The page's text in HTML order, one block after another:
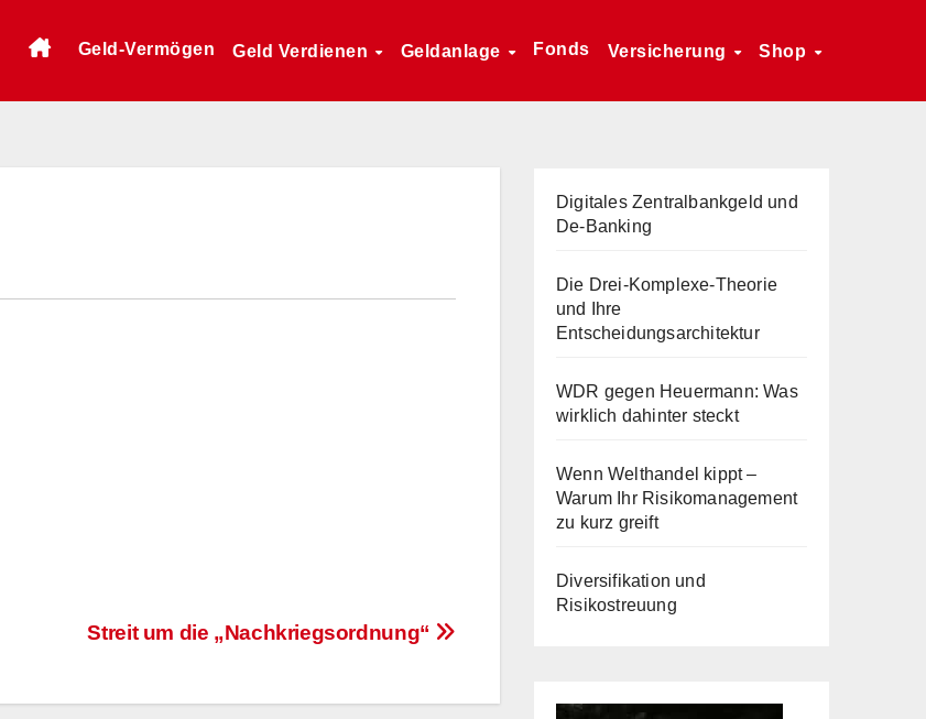
Geld-Vermögen Geld Verdienen Geldanlage Fonds Versicherung Shop
Streit um die „Nachkriegsordnung“
Digitales Zentralbankgeld und
De-Banking
Die Drei-Komplexe-Theorie
und Ihre
Entscheidungsarchitektur
WDR gegen Heuermann: Was
wirklich dahinter steckt
Wenn Welthandel kippt –
Warum Ihr Risikomanagement
zu kurz greift
Diversifikation und
Risikostreuung